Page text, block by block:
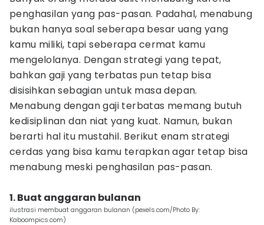
penghasilan yang pas-pasan. Padahal, menabung
bukan hanya soal seberapa besar uang yang
kamu miliki, tapi seberapa cermat kamu
mengelolanya. Dengan strategi yang tepat,
bahkan gaji yang terbatas pun tetap bisa
disisihkan sebagian untuk masa depan.
Menabung dengan gaji terbatas memang butuh
kedisiplinan dan niat yang kuat. Namun, bukan
berarti hal itu mustahil. Berikut enam strategi
cerdas yang bisa kamu terapkan agar tetap bisa
menabung meski penghasilan pas-pasan.
1. Buat anggaran bulanan
ilustrasi membuat anggaran bulanan (pexels.com/Photo By:
Kaboompics.com)